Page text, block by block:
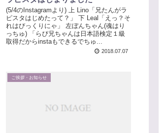
(5/4のInstagramより) 上 Lino「兄たんがラ
ピスタはじめたって？」 下 Leal「えっ？そ
れはびっくりにゃ」 左ぼんちゃん(魂はり
っちゅ) 「らぴ兄ちゃんは日本語検定１級
取得だからinstaもできるでちゅ...
2018.07.07
ご挨拶・お知らせ